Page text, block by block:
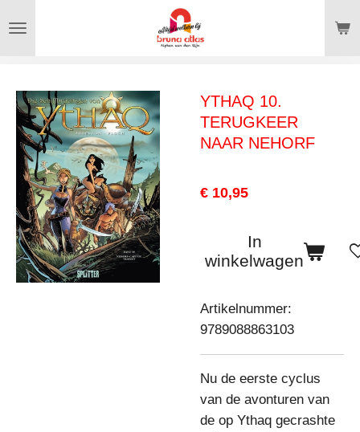
direct
hoofdinhoud
YTHAQ 10.
TERUGKEER
NAAR NEHORF
€ 10,95
In
winkelwagen
Artikelnummer:
9789088863103
Nu de eerste cyclus
van de avonturen van
de op Ythaq gecrashte